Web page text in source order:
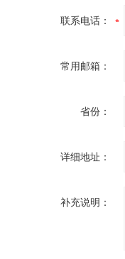
联系电话：
常用邮箱：
省份：
详细地址：
补充说明：